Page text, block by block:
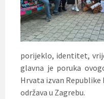
porijeklo, identitet,
glavna je poruka
Hrvata izvan Republike
održava u Zagrebu.